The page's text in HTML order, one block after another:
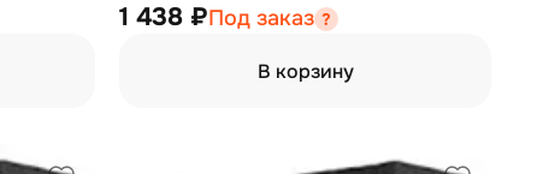
1 438 ₽Под заказ
В корзину